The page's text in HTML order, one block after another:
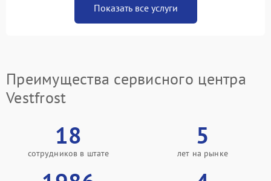
Показать все услуги
Преимущества сервисного центра
Vestfrost
18
сотрудников в штате
5
лет на рынке